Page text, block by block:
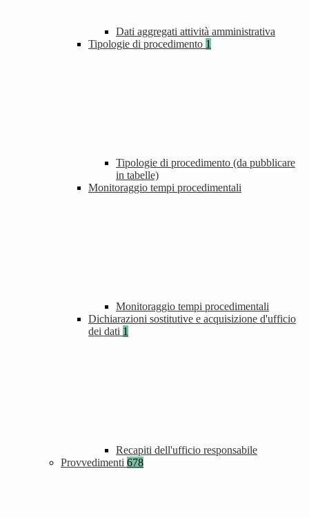
Dati aggregati attività amministrativa
Tipologie di procedimento 1
Tipologie di procedimento (da pubblicare
in tabelle)
Monitoraggio tempi procedimentali
Monitoraggio tempi procedimentali
Dichiarazioni sostitutive e acquisizione d'ufficio
dei dati 1
Recapiti dell'ufficio responsabile
Provvedimenti 678